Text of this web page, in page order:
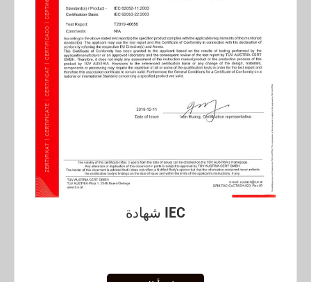
شهادة IEC